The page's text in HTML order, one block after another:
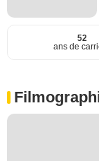
52
ans de